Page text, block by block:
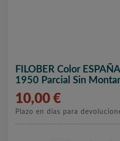
FILOBER Color ESPAÑA
1950 Parcial Sin
10,00 €
Plazo en días para